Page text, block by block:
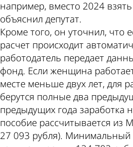
например, вместо 2024
объяснил депутат.
Кроме того, он уточнил, что
расчет происходит
работодатель передает
фонд. Если женщина
месте меньше двух лет, для
берутся полные два
предыдущих года заработка
пособие рассчитывается из
27 093 рубля). Минимальный